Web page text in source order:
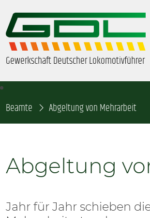
Gewerkschaft Deutscher Lokomotivführer
ÜBER UNS
GDL-JUGEND
Beamte Abgeltung von Mehrarbeit
Abgeltung
Jahr für Jahr schieben